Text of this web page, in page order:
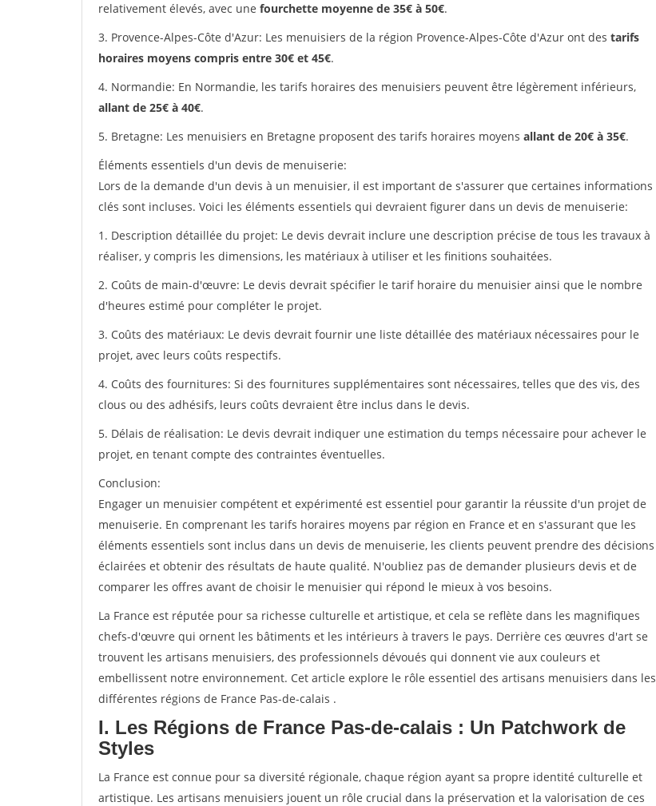
relativement élevés, avec une fourchette moyenne de 35€ à 50€.
3. Provence-Alpes-Côte d'Azur: Les menuisiers de la région Provence-Alpes-Côte d'Azur ont des tarifs
horaires moyens compris entre 30€ et 45€.
4. Normandie: En Normandie, les tarifs horaires des menuisiers peuvent être légèrement inférieurs,
allant de 25€ à 40€.
5. Bretagne: Les menuisiers en Bretagne proposent des tarifs horaires moyens allant de 20€ à 35€.
Éléments essentiels d'un devis de menuiserie:
Lors de la demande d'un devis à un menuisier, il est important de s'assurer que certaines informations
clés sont incluses. Voici les éléments essentiels qui devraient figurer dans un devis de menuiserie:
1. Description détaillée du projet: Le devis devrait inclure une description précise de tous les travaux à
réaliser, y compris les dimensions, les matériaux à utiliser et les finitions souhaitées.
2. Coûts de main-d'œuvre: Le devis devrait spécifier le tarif horaire du menuisier ainsi que le nombre
d'heures estimé pour compléter le projet.
3. Coûts des matériaux: Le devis devrait fournir une liste détaillée des matériaux nécessaires pour le
projet, avec leurs coûts respectifs.
4. Coûts des fournitures: Si des fournitures supplémentaires sont nécessaires, telles que des vis, des
clous ou des adhésifs, leurs coûts devraient être inclus dans le devis.
5. Délais de réalisation: Le devis devrait indiquer une estimation du temps nécessaire pour achever le
projet, en tenant compte des contraintes éventuelles.
Conclusion:
Engager un menuisier compétent et expérimenté est essentiel pour garantir la réussite d'un projet de
menuiserie. En comprenant les tarifs horaires moyens par région en France et en s'assurant que les
éléments essentiels sont inclus dans un devis de menuiserie, les clients peuvent prendre des décisions
éclairées et obtenir des résultats de haute qualité. N'oubliez pas de demander plusieurs devis et de
comparer les offres avant de choisir le menuisier qui répond le mieux à vos besoins.
La France est réputée pour sa richesse culturelle et artistique, et cela se reflète dans les magnifiques
chefs-d'œuvre qui ornent les bâtiments et les intérieurs à travers le pays. Derrière ces œuvres d'art se
trouvent les artisans menuisiers, des professionnels dévoués qui donnent vie aux couleurs et
embellissent notre environnement. Cet article explore le rôle essentiel des artisans menuisiers dans les
différentes régions de France Pas-de-calais .
I. Les Régions de France Pas-de-calais : Un Patchwork de
Styles
La France est connue pour sa diversité régionale, chaque région ayant sa propre identité culturelle et
artistique. Les artisans menuisiers jouent un rôle crucial dans la préservation et la valorisation de ces